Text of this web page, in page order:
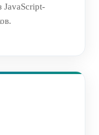
JavaScript-